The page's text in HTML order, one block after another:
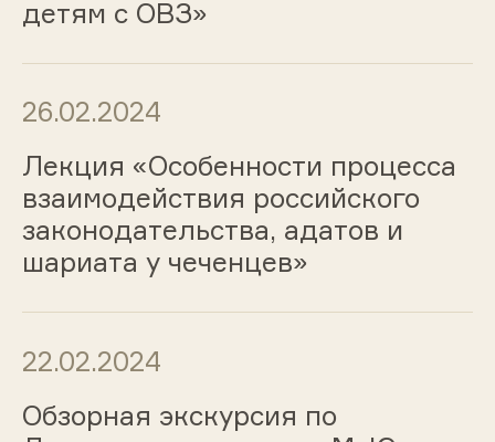
детям с ОВЗ»
26.02.2024
Лекция «Особенности процесса
взаимодействия российского
законодательства, адатов и
шариата у чеченцев»
22.02.2024
Обзорная экскурсия по